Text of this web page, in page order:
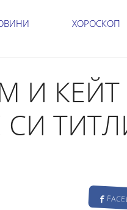
ХОРОСКОП
И КЕЙТ
СИ